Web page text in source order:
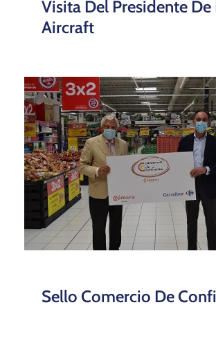
Visita Del Presidente De
Aircraft
Sello Comercio De